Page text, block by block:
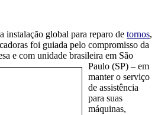
instalação global para reparo de tornos,
foi guiada pelo compromisso da
e com unidade brasileira em São
Paulo (SP) – em
manter o serviço
de assistência
para suas
máquinas,